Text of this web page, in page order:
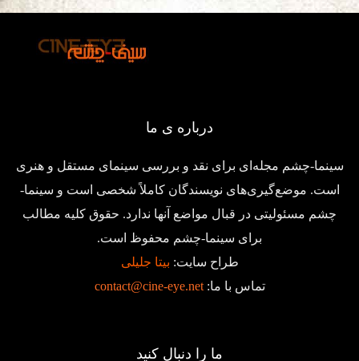
درباره ی ما
سینما-چشم مجله‌ای برای نقد و بررسی سینمای مستقل و هنری
است. موضع‌گیری‌های نویسندگان کاملاً شخصی است و سینما-
چشم مسئولیتی در قبال مواضع آنها ندارد. حقوق کلیه مطالب
برای سینما-چشم محفوظ است.
طراح سایت: بیتا جلیلی
تماس با ما:contact@cine-eye.net
ما را دنبال کنید